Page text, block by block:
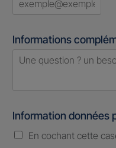
Informations
Information données
En cochant cette